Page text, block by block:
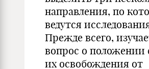
направления, по
ведутся
Прежде всего,
вопрос о положении
их освобождения от